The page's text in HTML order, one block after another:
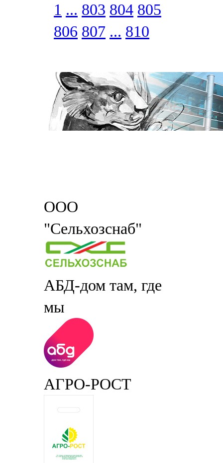
1 ... 803 804 805
806 807 ... 810
ООО
"Сельхозснаб"
АБД-дом там, где
мы
АГРО-РОСТ